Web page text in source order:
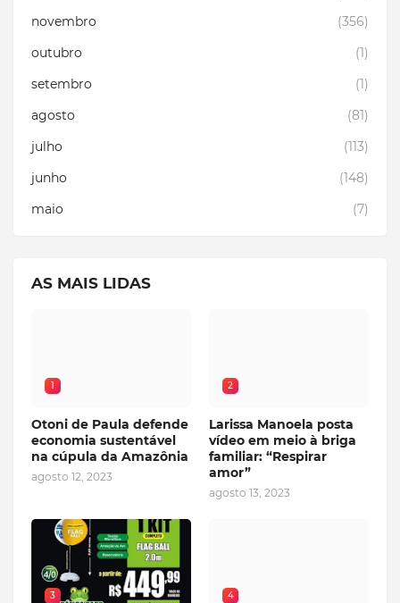
novembro
(356)
outubro
(1)
setembro
(1)
agosto
(81)
julho
(113)
junho
(148)
maio
(7)
AS MAIS LIDAS
1
Otoni de Paula defende
economia sustentável
na cúpula da Amazônia
agosto 12, 2023
2
Larissa Manoela posta
vídeo em meio à briga
familiar: “Respirar
amor”
agosto 13, 2023
3 4